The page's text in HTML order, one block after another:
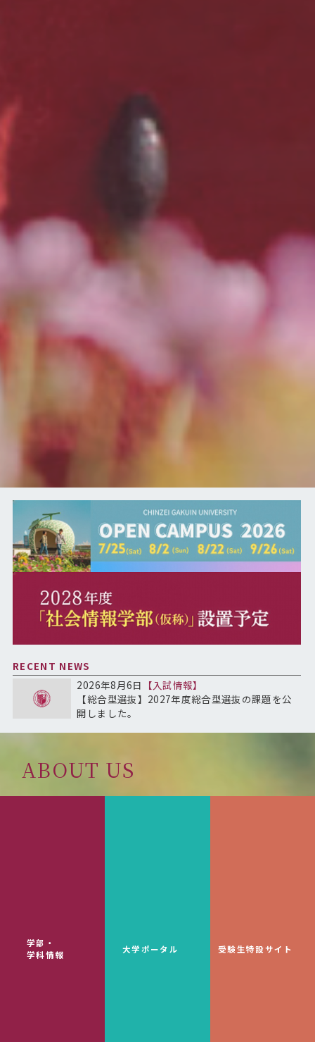
RECENT NEWS
2026年8月6日 【入試情報】
【総合型選抜】2027年度総合型選抜の課題を公
開しました。
学部・
学科情報
大学ポータル 受験生特設サイト
ABOUT US